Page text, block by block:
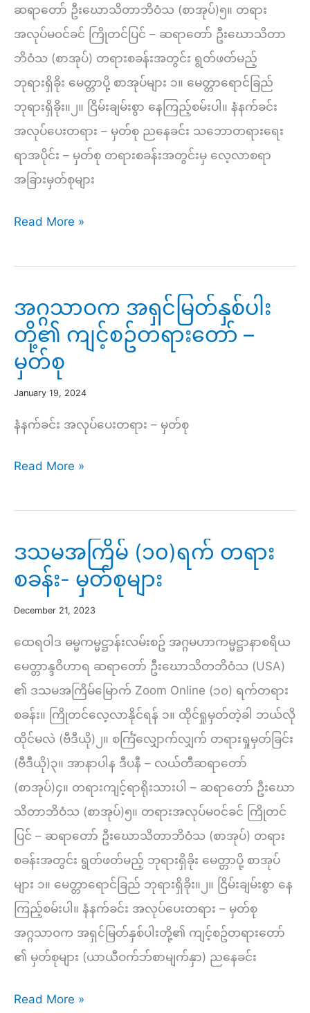
တရား
တော်
သုံးသပ်
ဆရာတော် ဦးဃောသိတာဘိဝံသ (စာအုပ်)၅။ တရား
အလုပ်မ၀င်ခင် ကြိုတင်ပြင် – ဆရာတော် ဦးဃောသိတာ
ဘိဝံသ (စာအုပ်) တရားစခန်းအတွင်း ရွတ်ဖတ်မည့်
ဘုရားရှိခိုး မေတ္တာပို့ စာအုပ်များ ၁။ မေတ္တာရောင်ခြည်
ဘုရားရှိခိုး။၂။ ငြိမ်းချမ်းစွာ နေကြည့်စမ်းပါ။ နံနက်ခင်း
အလုပ်ပေးတရား – မှတ်စု ညနေခင်း သဘောတရားရေး
ရာအပိုင်း – မှတ်စု တရားစခန်းအတွင်းမှ လေ့လာစရာ
အခြားမှတ်စုများ
ဧကာဒသမ
(၁၀)ရက်
စခန်း-
မှတ်စု
များ
Read More »
အဂ္ဂသာဝက အရှင်မြတ်နှစ်ပါး
တို့၏ ကျင့်စဥ်တရားတော် –
မှတ်စု
January 19, 2024
နံနက်ခင်း အလုပ်ပေးတရား – မှတ်စု
အဂ္ဂသာဝက
မြတ်
ပါး
တို့၏
ကျ
တရား
တော်
–
မှတ်စု
Read More »
ဒသမအကြိမ် (၁၀)ရက် တရား
စခန်း- မှတ်စုများ
December 21, 2023
ထေရဝါဒ ဓမ္မကမ္မဋ္ဌာန်းလမ်းစဥ် အဂ္ဂမဟာကမ္မဋ္ဌာနာစရိယ
မေတ္တာန္ဒဝိဟာရ ဆရာတော် ဦးဃောသိတဘိဝံသ (USA)
၏ ဒသမအကြိမ်မြောက် Zoom Online (၁၀) ရက်တရား
စခန်း။ ကြိုတင်လေ့လာနိုင်ရန် ၁။ ထိုင်ရှုမှတ်တဲ့ခါ ဘယ်လို
ထိုင်မလဲ (ဗီဒီယို)၂။ စင်္ကြံလျှောက်လျှက် တရားရှုမှတ်ခြင်း
(ဗီဒီယို)၃။ အာနာပါန ဒီပနီ – လယ်တီဆရာတော်
(စာအုပ်)၄။ တရားကျင့်ရာရိုးသားပါ – ဆရာတော် ဦးဃော
သိတာဘိဝံသ (စာအုပ်)၅။ တရားအလုပ်မ၀င်ခင် ကြိုတင်
ပြင် – ဆရာတော် ဦးဃောသိတာဘိဝံသ (စာအုပ်) တရား
စခန်းအတွင်း ရွတ်ဖတ်မည့် ဘုရားရှိခိုး မေတ္တာပို့ စာအုပ်
များ ၁။ မေတ္တာရောင်ခြည် ဘုရားရှိခိုး။၂။ ငြိမ်းချမ်းစွာ နေ
ကြည့်စမ်းပါ။ နံနက်ခင်း အလုပ်ပေးတရား – မှတ်စု
အဂ္ဂသာဝက အရှင်မြတ်နှစ်ပါးတို့၏ ကျင့်စဥ်တရားတော်
၏ မှတ်စုများ (ယာယီဝက်ဘ်စာမျက်နှာ) ညနေခင်း
ဒသမ
Read More »